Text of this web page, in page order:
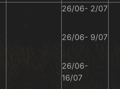
26/06- 2/07
26/06- 9/07
26/06-
16/07